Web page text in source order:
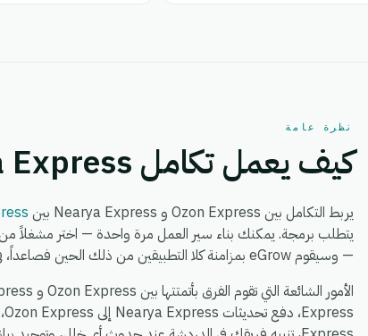
نظرة عامة
كيف يعمل تكامل Ozon Express + Nearya Express
يربط التكامل بين Ozon Express و Nearya Express بين
— وسيقوم eGrow بمزامنة كلا التطبيقين من ذلك الحين فصاعداً، في الوقت الفعلي، دون الحاجة إلى مطورين.